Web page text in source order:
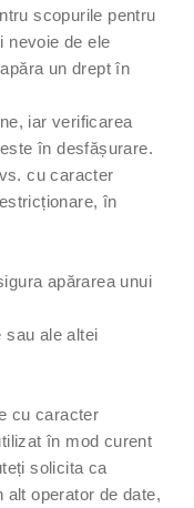
scopurile pentru
nevoie de ele
un drept în
iar verificarea
în desfășurare.
cu caracter
în
apărarea unui
sau ale altei
cu caracter
în mod curent
solicita ca
alt operator de date,